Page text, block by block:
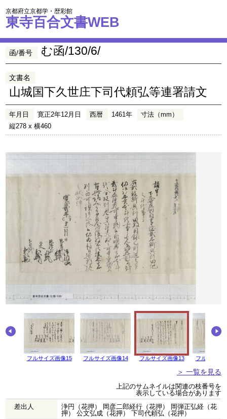
京都府立京都学・歴彩館
東寺百合文書WEB
函/番号 む函/130/6/
文書名
山城国下久世庄下司代頼弘等連署請文
年月日 寛正2年12月日 西暦 1461年
寸法（mm）
縦278 x 横460
フルサイズ画像15 フルサイズ画像14 フルサイズ画像13 フルサイズ
＞ 一覧を見る
上記のサムネイルは関連の枝番号を
表示している場合があります
差出人
浄円（花押） 岡彦二郎経行（花押） 岡弾正弘経（花
押） 公文弘成（花押） 下司代頼弘（花押）